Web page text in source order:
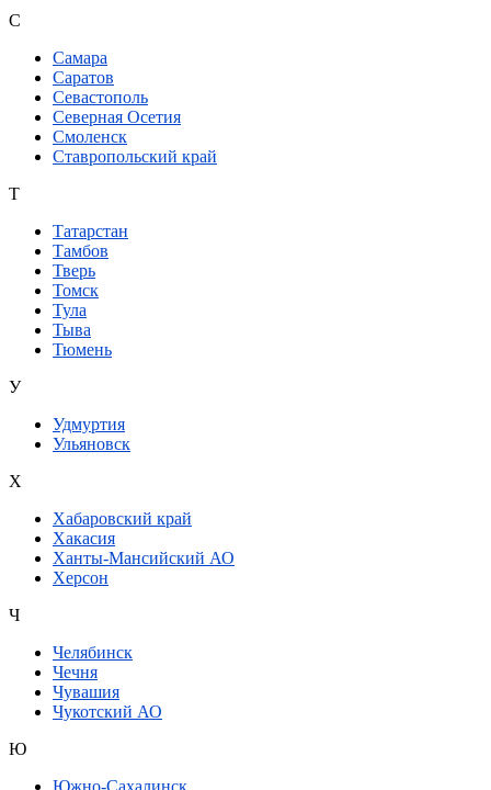
С
Самара
Саратов
Севастополь
Северная Осетия
Смоленск
Ставропольский край
Т
Татарстан
Тамбов
Тверь
Томск
Тула
Тыва
Тюмень
У
Удмуртия
Ульяновск
Х
Хабаровский край
Хакасия
Ханты-Мансийский АО
Херсон
Ч
Челябинск
Чечня
Чувашия
Чукотский АО
Ю